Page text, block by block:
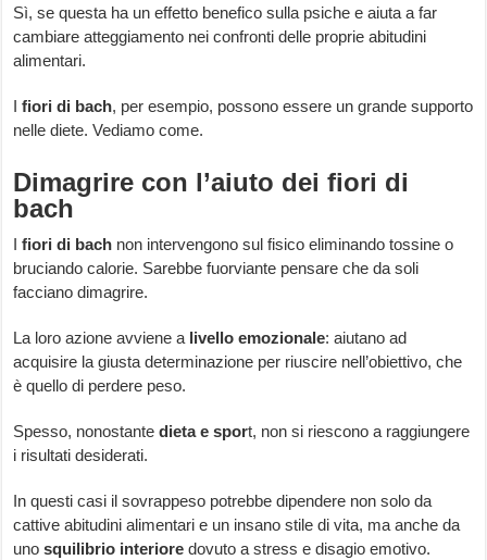
Sì, se questa ha un effetto benefico sulla psiche e aiuta a far
cambiare atteggiamento nei confronti delle proprie abitudini
alimentari.
Ifiori di bach, per esempio, possono essere un grande supporto
nelle diete. Vediamo come.
Dimagrire con l’aiuto dei fiori di
bach
Ifiori di bach non intervengono sul fisico eliminando tossine o
bruciando calorie. Sarebbe fuorviante pensare che da soli
facciano dimagrire.
La loro azione avviene a livello emozionale: aiutano ad
acquisire la giusta determinazione per riuscire nell’obiettivo, che
è quello di perdere peso.
Spesso, nonostantedieta e sport, non si riescono a raggiungere
i risultati desiderati.
In questi casi il sovrappeso potrebbe dipendere non solo da
cattive abitudini alimentari e un insano stile di vita, ma anche da
uno squilibrio interiore dovuto a stress e disagio emotivo.